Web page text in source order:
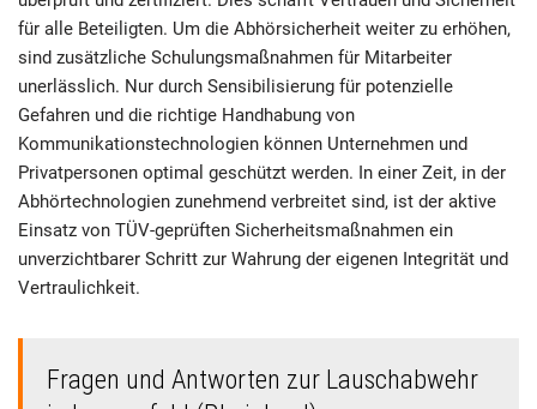
für alle Beteiligten. Um die Abhörsicherheit weiter zu erhöhen,
sind zusätzliche Schulungsmaßnahmen für Mitarbeiter
unerlässlich. Nur durch Sensibilisierung für potenzielle
Gefahren und die richtige Handhabung von
Kommunikationstechnologien können Unternehmen und
Privatpersonen optimal geschützt werden. In einer Zeit, in der
Abhörtechnologien zunehmend verbreitet sind, ist der aktive
Einsatz von TÜV-geprüften Sicherheitsmaßnahmen ein
unverzichtbarer Schritt zur Wahrung der eigenen Integrität und
Vertraulichkeit.
Fragen und Antworten zur Lauschabwehr